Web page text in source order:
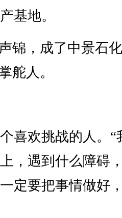
基地。
，成了中景石
舵人。
欢挑战的人。“
，遇到什么障碍
定要把事情做好